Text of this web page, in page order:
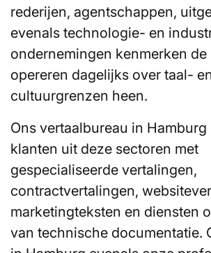
rederijen, agentschappen,
evenals technologie- en
ondernemingen kenmerken de
opereren dagelijks over taal- en
cultuurgrenzen heen.
Ons vertaalbureau in
klanten uit deze sectoren met
gespecialiseerde vertalingen,
contractvertalingen,
marketingteksten en diensten
van technische documentatie.